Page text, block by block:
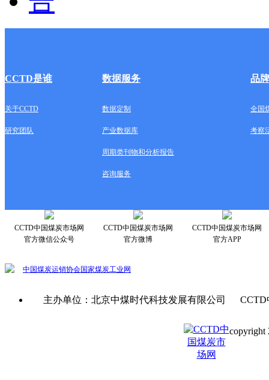
CCTD是谁 数据服务 品
关于CCTD 数据定制 全国
研究团队 产业数据库 考察
周期类刊物和分析报告
咨询服务
CCTD中国煤炭市场网
官方微信公众号
CCTD中国煤炭市场网
官方微博
CCTD中国煤炭市场网
官方APP
中国煤炭运销协会国家煤炭工业网
主办单位：北京中煤时代科技发展有限公司
copyright